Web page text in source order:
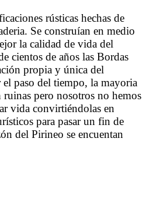
rústicas hechas de
Se construían en medio
la calidad de vida del
cientos de años las Bordas
propia y única del
paso del tiempo, la mayoria
ruinas pero nosotros no hemos
vida convirtiéndolas en
para pasar un fin de
del Pirineo se encuentan